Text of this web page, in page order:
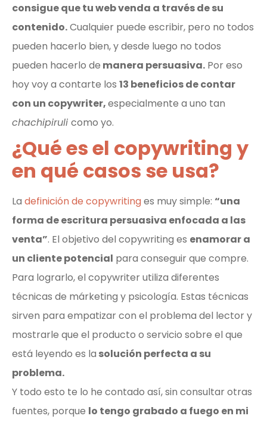
consigue que tu web venda a través de su
contenido.Cualquier puede escribir, pero no todos
pueden hacerlo bien, y desde luego no todos
pueden hacerlo de manera persuasiva. Por eso
hoy voy a contarte los 13 beneficios de contar
con un copywriter,especialmente a uno tan
chachipiruli como yo.
¿Qué es el copywriting y
en qué casos se usa?
La definición de copywritinges muy simple: “una
forma de escritura persuasiva enfocada a las
venta”. El objetivo del copywriting es enamorar a
un cliente potencial para conseguir que compre.
Para lograrlo, el copywriter utiliza diferentes
técnicas de márketing y psicología. Estas técnicas
sirven para empatizar con el problema del lector y
mostrarle que el producto o servicio sobre el que
está leyendo es la solución perfecta a su
problema.
Y todo esto te lo he contado así, sin consultar otras
fuentes, porque lo tengo grabado a fuego en mi